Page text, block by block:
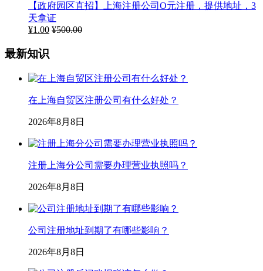
【政府园区直招】上海注册公司O元注册，提供地址，3
天拿证
¥1.00 ¥500.00
最新知识
在上海自贸区注册公司有什么好处？
2026年8月8日
注册上海分公司需要办理营业执照吗？
2026年8月8日
公司注册地址到期了有哪些影响？
2026年8月8日